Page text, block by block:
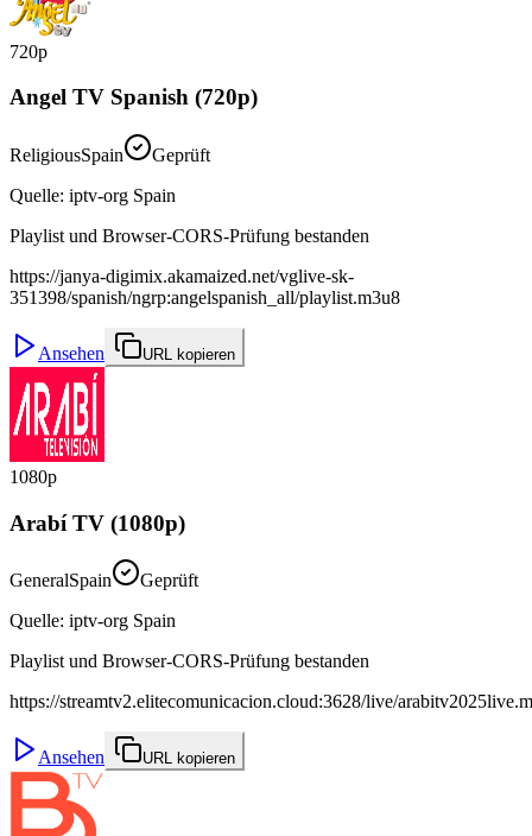
720p
Angel TV Spanish (720p)
ReligiousSpain
Geprüft
Quelle: iptv-org Spain
Playlist und Browser-CORS-Prüfung bestanden
https://janya-digimix.akamaized.net/vglive-sk-
351398/spanish/ngrp:angelspanish_all/playlist.m3u8
Ansehen URL kopieren
1080p
Arabí TV (1080p)
GeneralSpain
Geprüft
Quelle: iptv-org Spain
Playlist und Browser-CORS-Prüfung bestanden
https://streamtv2.elitecomunicacion.cloud:3628/live/
Ansehen URL kopieren